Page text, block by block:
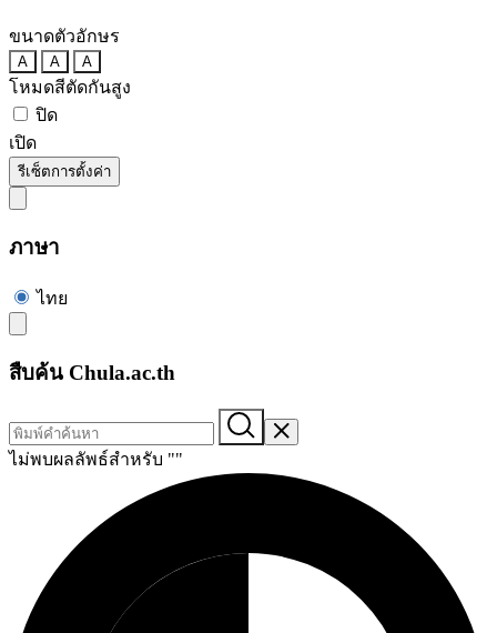
ขนาดตัวอักษร
A A A
โหมดสีตัดกันสูง
ปิด
เปิด
รีเซ็ตการตั้งค่า
ภาษา
ไทย
สืบค้น Chula.ac.th
ไม่พบผลลัพธ์สำหรับ ""